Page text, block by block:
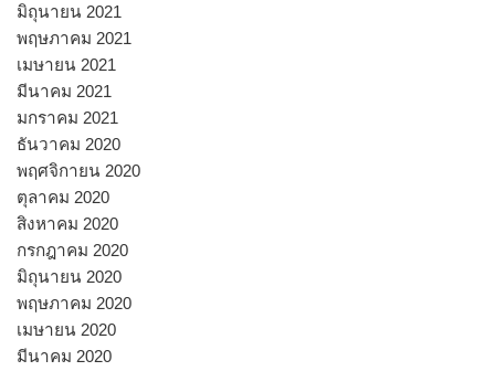
มิถุนายน 2021
พฤษภาคม 2021
เมษายน 2021
มีนาคม 2021
มกราคม 2021
ธันวาคม 2020
พฤศจิกายน 2020
ตุลาคม 2020
สิงหาคม 2020
กรกฎาคม 2020
มิถุนายน 2020
พฤษภาคม 2020
เมษายน 2020
มีนาคม 2020